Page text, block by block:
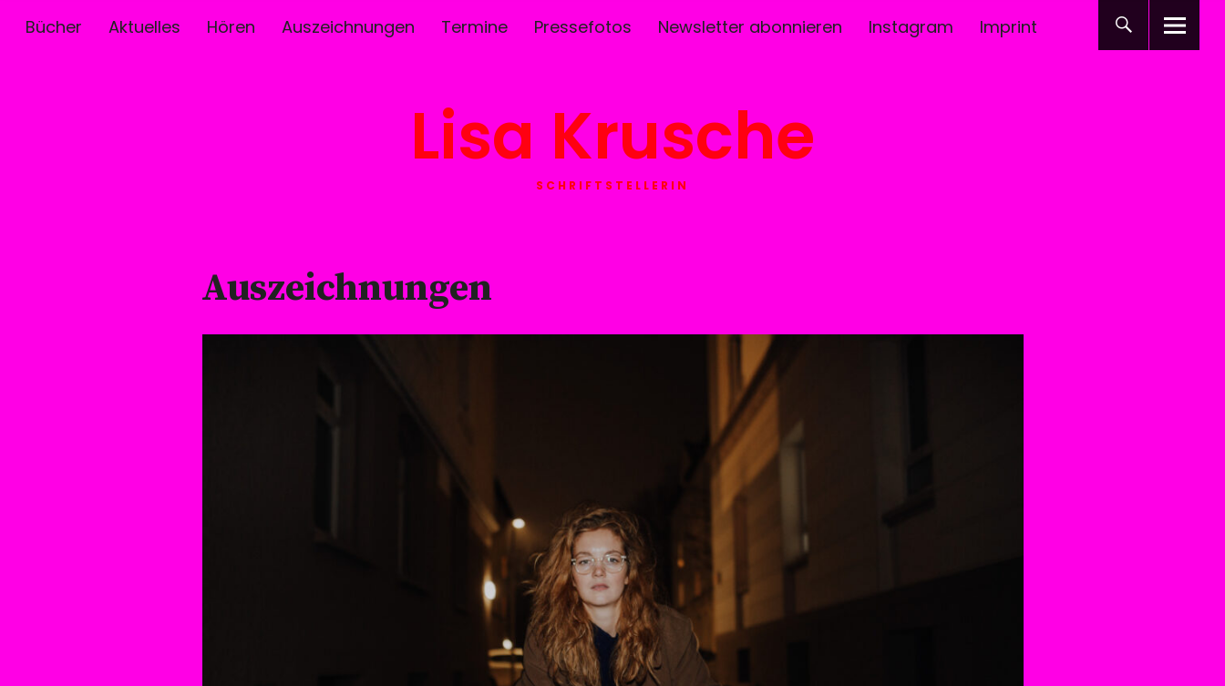
Bücher Aktuelles Hören Auszeichnungen Termine Pressefotos Newsletter abonnieren Instagram Imprint
Lisa Krusche
SCHRIFTSTELLERIN
Auszeichnungen